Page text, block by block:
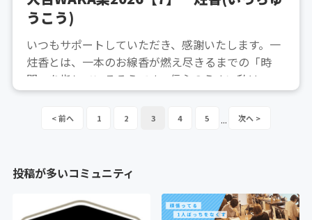
投稿が多いコミュニティ
うこう)
いつもサポートしていただき、感謝いたします。一
炷香とは、一本のお線香が燃え尽きるまでの「時
間」を指しているそうです。信心のうすい私は、め
ったにお線香を立てることはしないのですが、数分
よりも少し長い時間、煙がたゆたっている気がして
1 2 3 4 5 ...